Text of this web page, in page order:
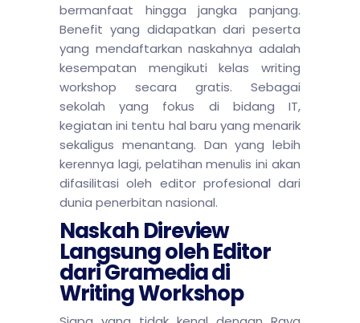
bermanfaat hingga jangka panjang.
Benefit yang didapatkan dari peserta
yang mendaftarkan naskahnya adalah
kesempatan mengikuti kelas writing
workshop secara gratis. Sebagai
sekolah yang fokus di bidang IT,
kegiatan ini tentu hal baru yang menarik
sekaligus menantang. Dan yang lebih
kerennya lagi, pelatihan menulis ini akan
difasilitasi oleh editor profesional dari
dunia penerbitan nasional.
Naskah Direview
Langsung oleh Editor
dari Gramedia di
Writing Workshop